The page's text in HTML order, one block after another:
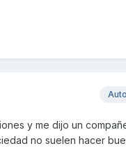
y me dijo un
no suelen hacer